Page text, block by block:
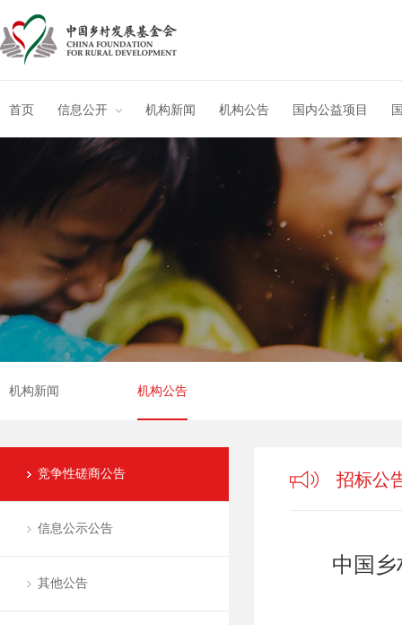
首页 信息公开 机构新闻 机构公告 国内公益项目
机构新闻 机构公告
竞争性磋商公告
信息公示公告
其他公告
招标公
中国